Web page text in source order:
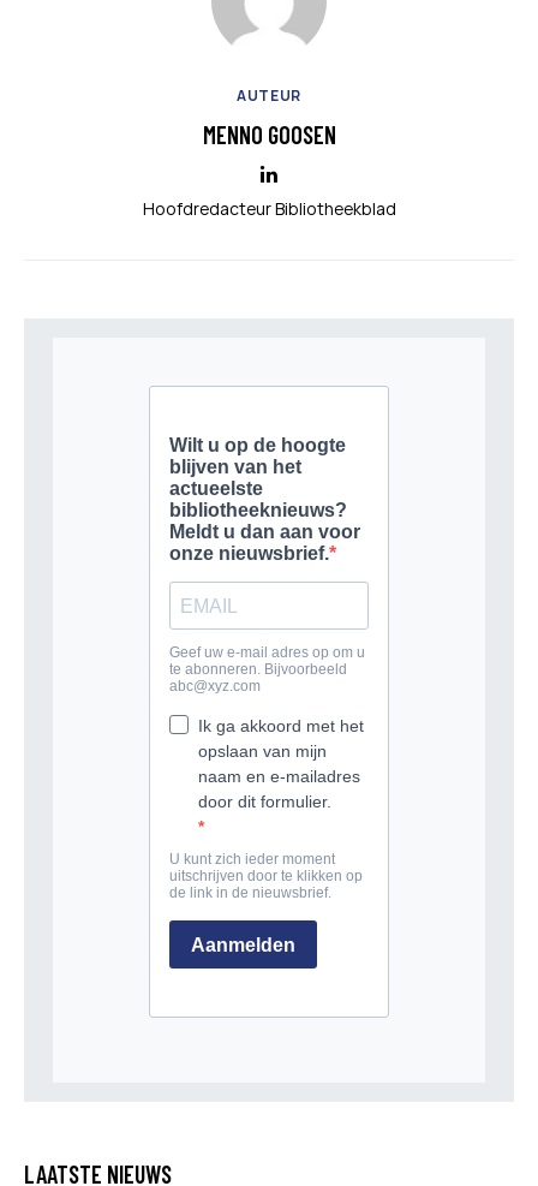
AUTEUR
MENNO GOOSEN
Hoofdredacteur Bibliotheekblad
LAATSTE NIEUWS